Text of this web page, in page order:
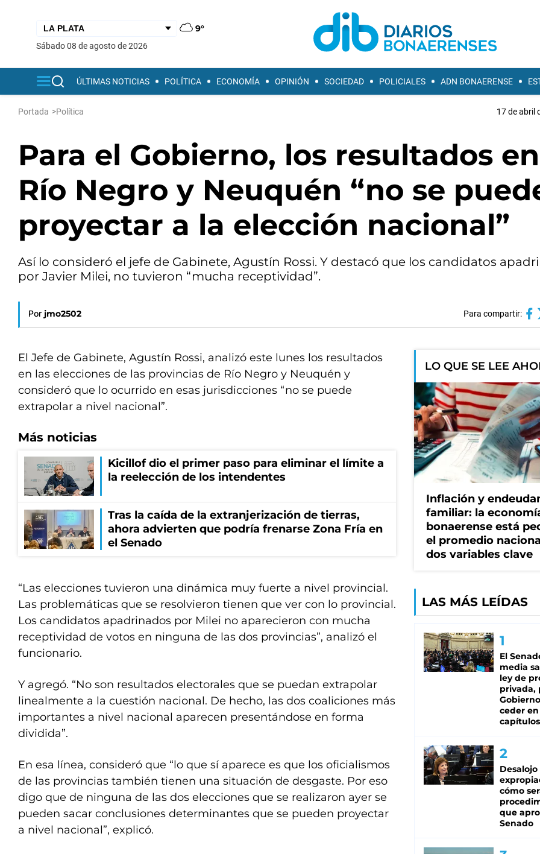
9°
sábado 08 de agosto de 2026
ÚLTIMAS NOTICIAS POLÍTICA ECONOMÍA OPINIÓN SOCIEDAD POLICIALES ADN BONAERENSE
Portada >Política 17 de abril
Para el Gobierno, los resultados en
Río Negro y Neuquén “no se
proyectar a la elección nacional”
Así lo consideró el jefe de Gabinete, Agustín Rossi. Y destacó que los candidatos
por Javier Milei, no tuvieron “mucha receptividad”.
Por jmo2502 Para compartir:
El Jefe de Gabinete, Agustín Rossi, analizó este lunes los resultados
en las elecciones de las provincias de Río Negro y Neuquén y
consideró que lo ocurrido en esas jurisdicciones “no se puede
extrapolar a nivel nacional”.
Más noticias
Kicillof dio el primer paso para eliminar el límite a
la reelección de los intendentes
Tras la caída de la extranjerización de tierras,
ahora advierten que podría frenarse Zona Fría en
el Senado
“Las elecciones tuvieron una dinámica muy fuerte a nivel provincial.
Las problemáticas que se resolvieron tienen que ver con lo provincial.
Los candidatos apadrinados por Milei no aparecieron con mucha
receptividad de votos en ninguna de las dos provincias”, analizó el
funcionario.
Y agregó. “No son resultados electorales que se puedan extrapolar
linealmente a la cuestión nacional. De hecho, las dos coaliciones más
importantes a nivel nacional aparecen presentándose en forma
dividida”.
En esa línea, consideró que “lo que sí aparece es que los oficialismos
de las provincias también tienen una situación de desgaste. Por eso
digo que de ninguna de las dos elecciones que se realizaron ayer se
pueden sacar conclusiones determinantes que se pueden proyectar
a nivel nacional”, explicó.
LO QUE SE LEE
Inflación y
familiar: la
bonaerense está
el promedio
dos variables clave
LAS MÁS LEÍDAS
El
media
ley de
privada,
ceder
capítulos
cómo
que
Senado